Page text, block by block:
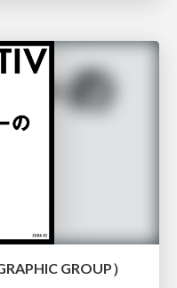
GROUP）